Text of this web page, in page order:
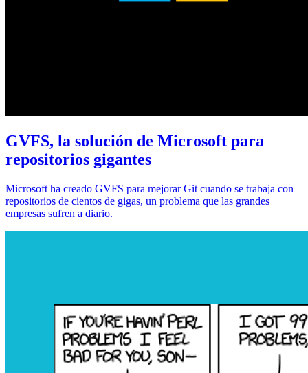
GVFS, la solución de Microsoft para
repositorios gigantes
Microsoft ha creado GVFS para mejorar Git cuando se trabaja con
repositorios de cientos de gigas, un problema que las grandes
empresas sufren a diario.